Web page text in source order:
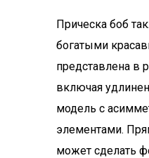
Прическа боб
богатыми
представлена в
включая
модель с
элементами.
может сделать